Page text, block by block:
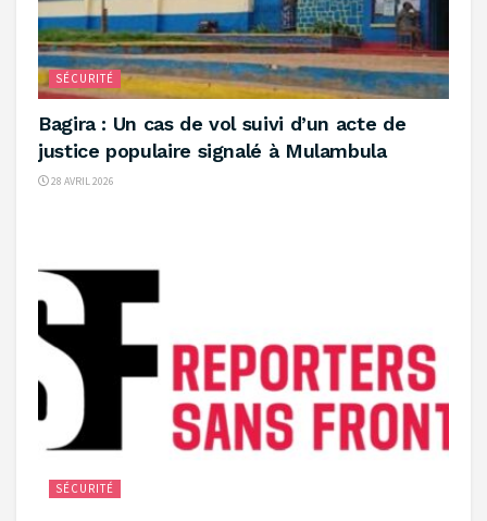
SÉCURITÉ
‎Bagira : Un cas de vol suivi d’un acte de
justice populaire signalé à Mulambula
28 AVRIL 2026
SÉCURITÉ